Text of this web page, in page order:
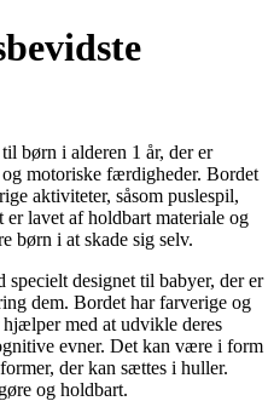
børn i alderen 1 år, der er
og motoriske færdigheder. Bordet
aktiviteter, såsom puslespil,
lavet af holdbart materiale og
børn i at skade sig selv.
designet til babyer, der er
dem. Bordet har farverige og
med at udvikle deres
evner. Det kan være i form
der kan sættes i huller.
og holdbart.